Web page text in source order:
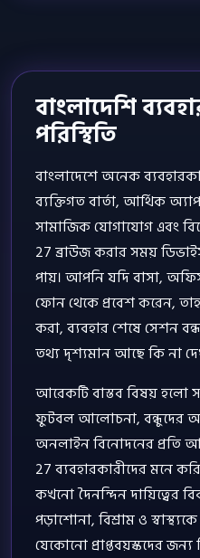
বাংলাদেশি
পরিস্থিতি
বাংলাদেশে অনেক
ব্যক্তিগত বার্তা, আর্থিক
সামাজিক যোগাযোগ এবং
27 ব্রাউজ করার সময়
পায়। আপনি যদি বাসা,
ফোন থেকে প্রবেশ করেন,
করা, ব্যবহার শেষে সেশন
তথ্য দৃশ্যমান আছে কি না
আরেকটি বাস্তব বিষয় হলো
ফুটবল আলোচনা, বন্ধুদের
অনলাইন বিনোদনের প্রতি
27 ব্যবহারকারীদের মনে
কখনো দৈনন্দিন দায়িত্বের
পড়াশোনা, বিশ্রাম ও
যেকোনো প্রাপ্তবয়স্কদের জন্য